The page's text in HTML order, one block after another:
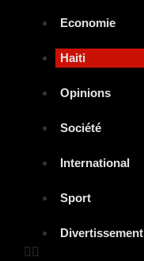
Economie
Haiti
Opinions
Société
International
Sport
Divertissement